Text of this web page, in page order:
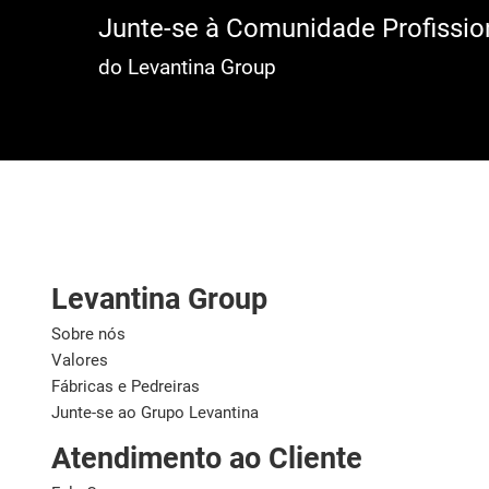
Junte-se à Comunidade
do Levantina Group
Levantina Group
Sobre nós
Valores
Fábricas e Pedreiras
Junte-se ao Grupo Levantina
Atendimento ao Cliente